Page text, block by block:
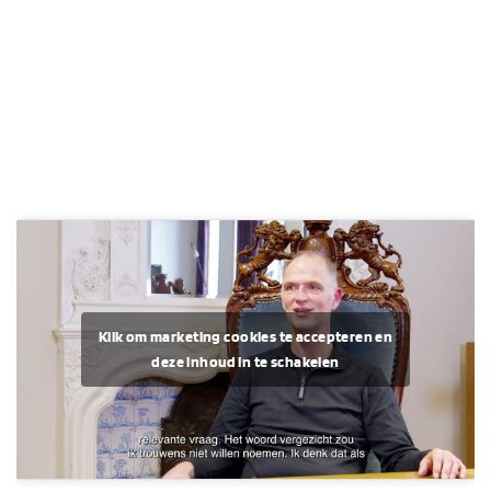
Klik om marketing cookies te accepteren en
deze inhoud in te schakelen